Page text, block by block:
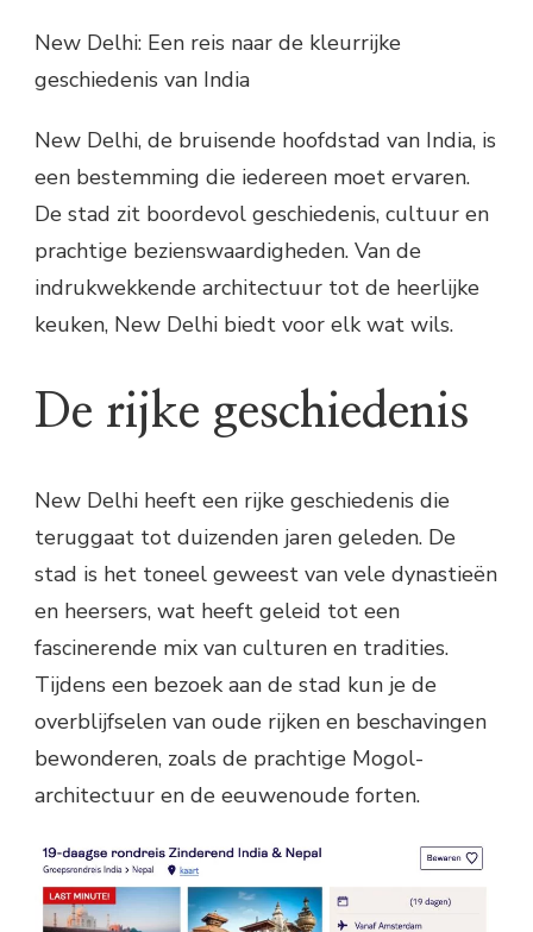
New Delhi: Een reis naar de kleurrijke
geschiedenis van India
New Delhi, de bruisende hoofdstad van India, is
een bestemming die iedereen moet ervaren.
De stad zit boordevol geschiedenis, cultuur en
prachtige bezienswaardigheden. Van de
indrukwekkende architectuur tot de heerlijke
keuken, New Delhi biedt voor elk wat wils.
De rijke geschiedenis
New Delhi heeft een rijke geschiedenis die
teruggaat tot duizenden jaren geleden. De
stad is het toneel geweest van vele dynastieën
en heersers, wat heeft geleid tot een
fascinerende mix van culturen en tradities.
Tijdens een bezoek aan de stad kun je de
overblijfselen van oude rijken en beschavingen
bewonderen, zoals de prachtige Mogol-
architectuur en de eeuwenoude forten.